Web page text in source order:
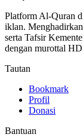
Platform Al-Quran
iklan.
serta Tafsir
dengan murottal
Tautan
Bookmark
Profil
Donasi
Bantuan